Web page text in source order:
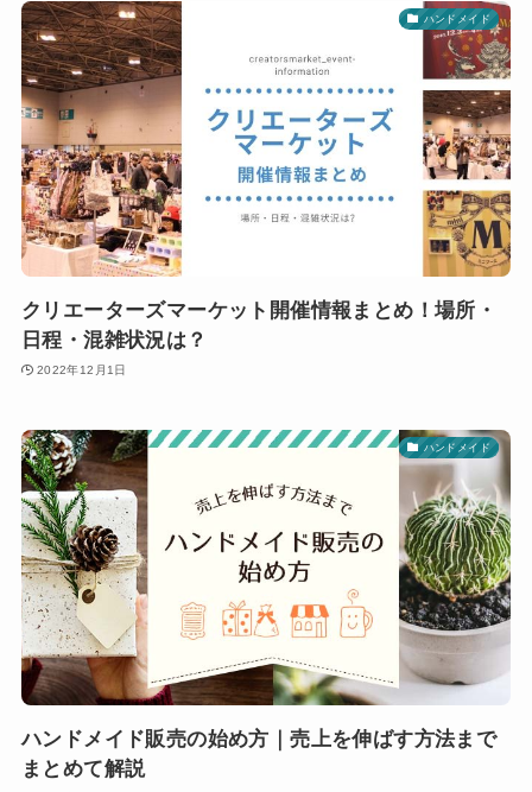
ハンドメイド
クリエーターズマーケット開催情報まとめ！場所・
日程・混雑状況は？
2022年12月1日
ハンドメイド
ハンドメイド販売の始め方｜売上を伸ばす方法まで
まとめて解説